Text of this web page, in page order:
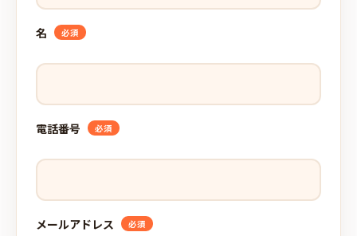
名 必須
電話番号 必須
メールアドレス 必須